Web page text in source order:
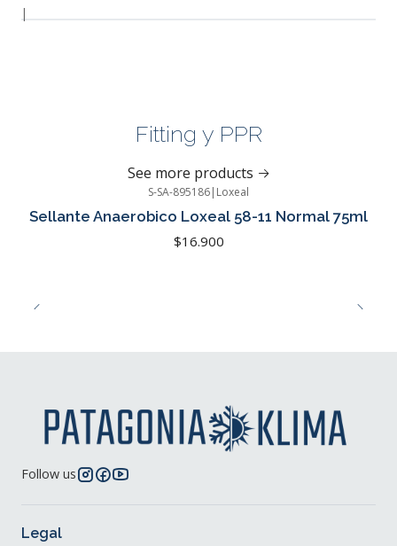
|
Fitting y PPR
See more products
S-SA-895186| Loxeal
Sellante Anaerobico Loxeal 58-11 Normal 75ml
$16.900
Follow us
Legal